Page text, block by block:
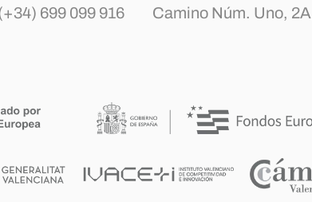
699 099 916 Camino Núm. Uno,